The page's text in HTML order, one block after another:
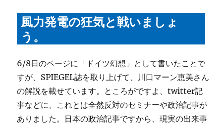
風力発電の狂気と戦いましょ
う。
6/8日のページに「ドイツ幻想」として書いたことで
すが、SPIEGEL誌を取り上げて、川口マーン恵美さん
の解説を載せています。ところがですよ、twitter記
事などに、これとは全然反対のセミナーや政治記事が
ありました。日本の政治記事ですから、現実の出来事